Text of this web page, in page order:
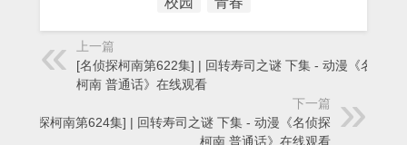
上一篇
[名侦探柯南第622集] | 回转寿司之谜 下集 - 动漫《名侦探
柯南 普通话》在线观看
下一篇
[名侦探柯南第624集] | 回转寿司之谜 下集 - 动漫《名侦探
柯南 普通话》在线观看